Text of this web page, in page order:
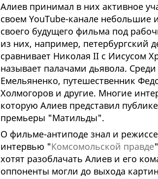
Алиев принимал в них активное
своем YouTube-канале
своего будущего фильма под
из них, например, петербургский
сравнивает Николая II с Иисусом
называет палачами дьявола.
Емельяненко, путешественник
Холмогоров и другие. Многие
которую Алиев представил
премьеры "Матильды".
О фильме-антиподе знал и
интервью "Комсомольской правде
хотят разоблачать Алиев и его
оппоненты могли до выхода